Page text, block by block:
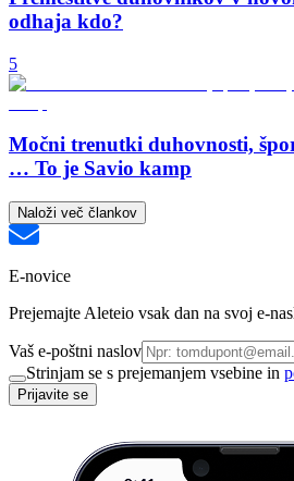
odhaja kdo?
5
Močni trenutki duhovnosti,
… To je Savio kamp
Naloži več člankov
E-novice
Prejemajte Aleteio vsak dan na svoj e-
Vaš e-poštni naslov
Strinjam se s prejemanjem vsebine in
Prijavite se